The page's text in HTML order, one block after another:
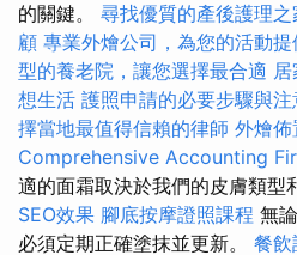
的關鍵。 尋找優質的產後護理
顧 專業外燴公司，為您的活動
型的養老院，讓您選擇最合適
想生活 護照申請的必要步驟與
擇當地最值得信賴的律師 外燴佈
Comprehensive Accounting
適的面霜取決於我們的皮膚類型
SEO效果 腳底按摩證照課程 無
必須定期正確塗抹並更新。 餐飲